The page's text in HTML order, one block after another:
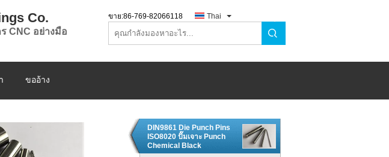
Co.
CNC อย่างมือ
ขาย:86-769-82066118 Thai
ขออ้าง
DIN9861 Die Punch Pins
ISO8020 ปั๊มเจาะ Punch
Chemical Black